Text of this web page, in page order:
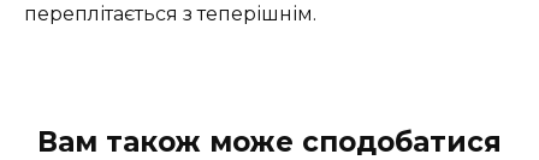
переплітається з теперішнім.
Вам також може сподобатися